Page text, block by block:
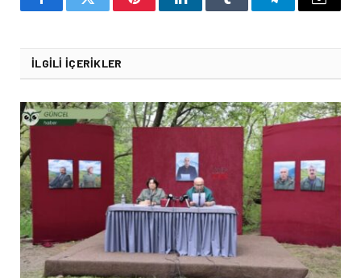
FacebookTwitter PinterestLinkedInTumblr TelegramEmail
İLGILI İÇERIKLER